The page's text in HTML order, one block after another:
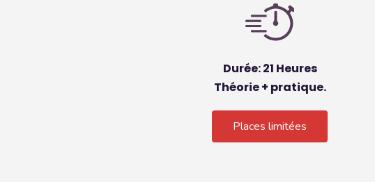
Durée: 21 Heures
Théorie + pratique.
Places limitées